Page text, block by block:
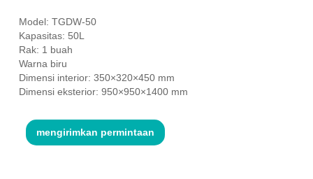
Model: TGDW-50
Kapasitas: 50L
Rak: 1 buah
Warna biru
Dimensi interior: 350×320×450 mm
Dimensi eksterior: 950×950×1400 mm
mengirimkan permintaan